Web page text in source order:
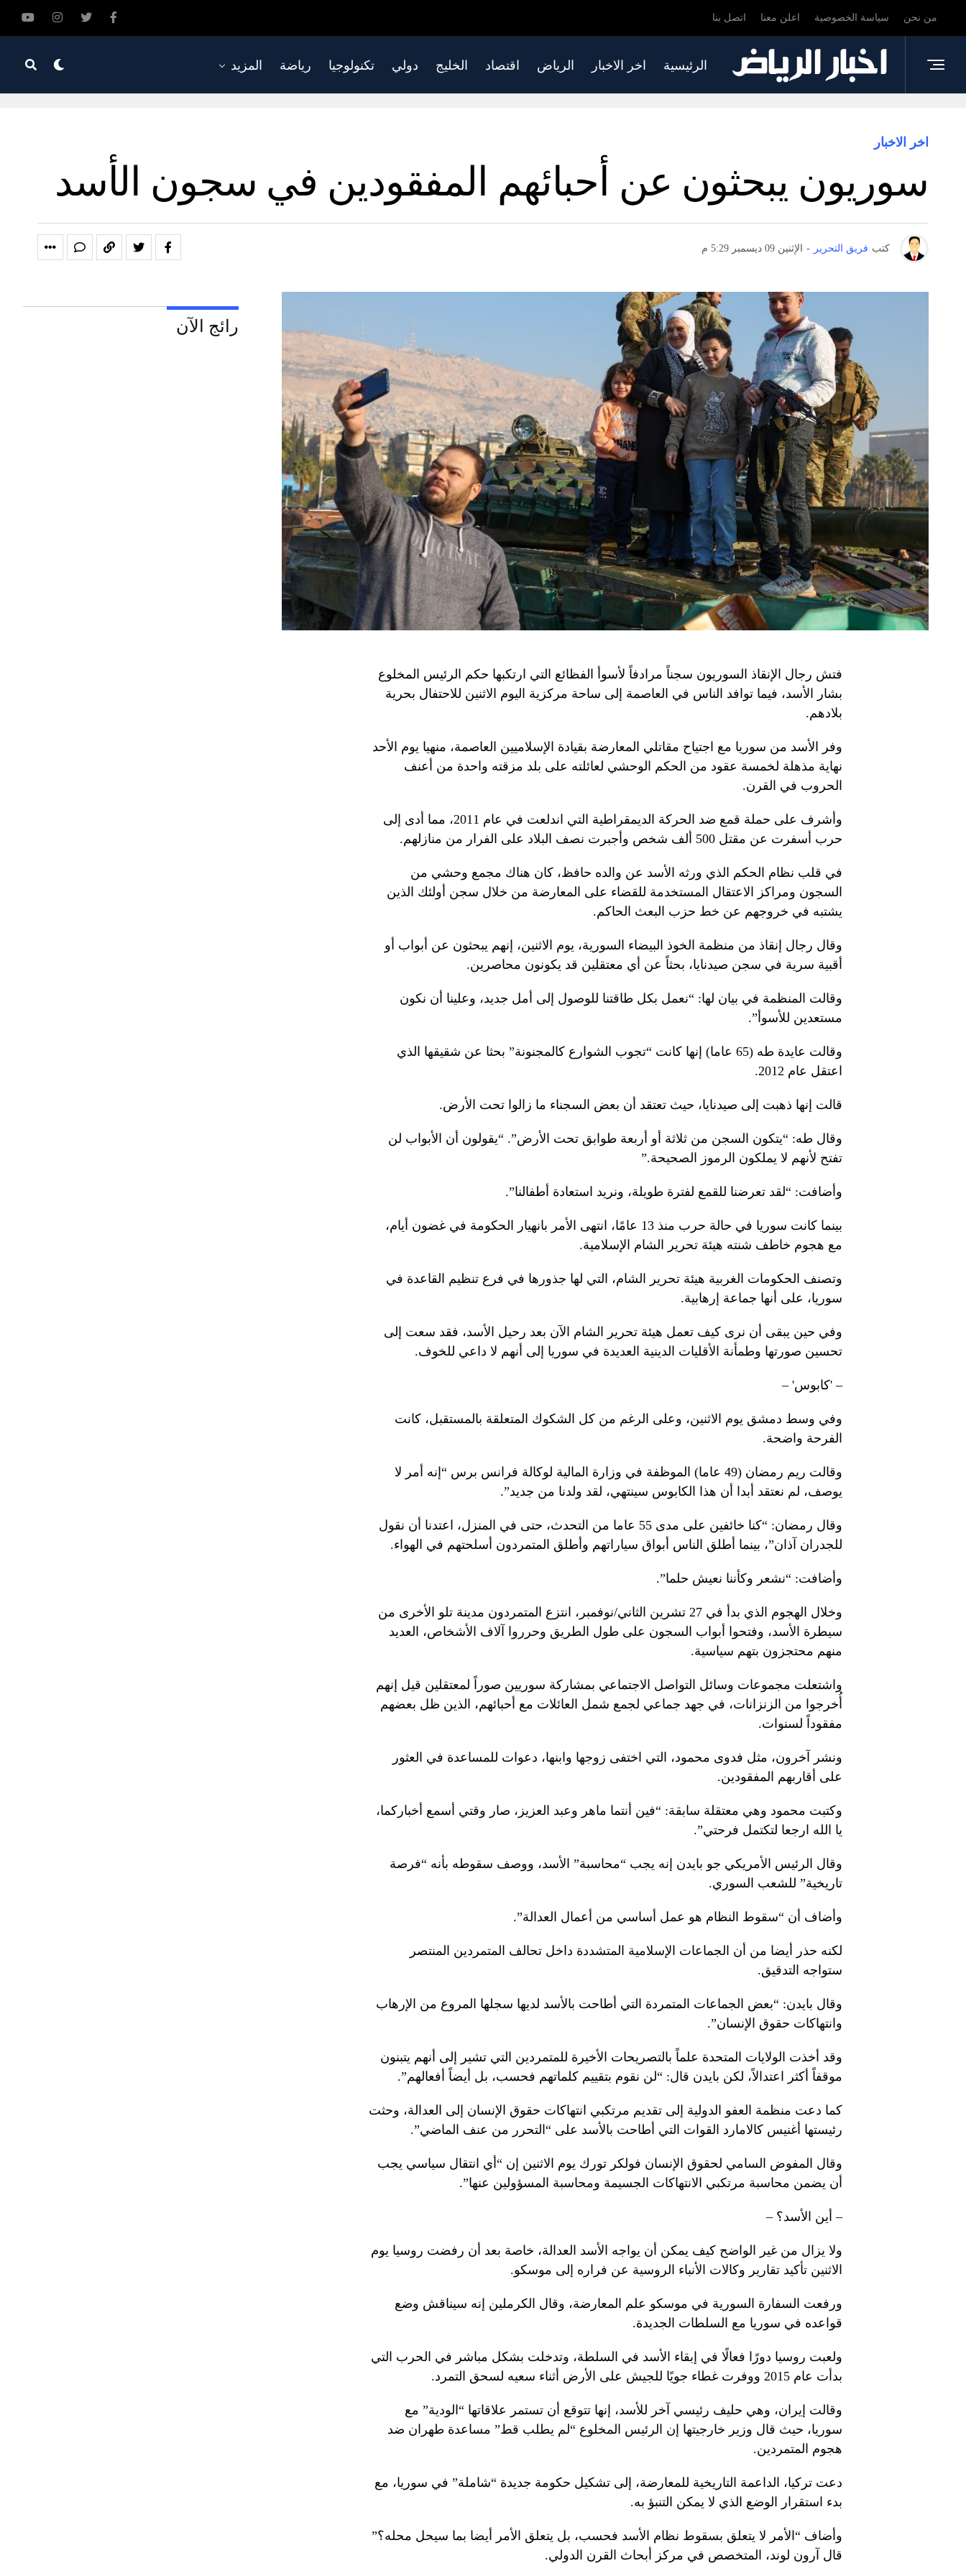
من نحن سياسة الخصوصية اعلن معنا اتصل بنا
الرئيسية اخر الاخبار الرياض اقتصاد الخليج دولي تكنولوجيا رياضة المزيد
اخر الاخبار
سوريون يبحثون عن أحبائهم المفقودين في سجون الأسد
كتب فريق التحرير - الإثنين 09 ديسمبر 5:29 م
فتش رجال الإنقاذ السوريون سجناً مرادفاً لأسوأ الفظائع التي ارتكبها حكم الرئيس المخلوع
بشار الأسد، فيما توافد الناس في العاصمة إلى ساحة مركزية اليوم الاثنين للاحتفال بحرية
بلادهم.
وفر الأسد من سوريا مع اجتياح مقاتلي المعارضة بقيادة الإسلاميين العاصمة، منهيا يوم الأحد
نهاية مذهلة لخمسة عقود من الحكم الوحشي لعائلته على بلد مزقته واحدة من أعنف
الحروب في القرن.
وأشرف على حملة قمع ضد الحركة الديمقراطية التي اندلعت في عام 2011، مما أدى إلى
حرب أسفرت عن مقتل 500 ألف شخص وأجبرت نصف البلاد على الفرار من منازلهم.
في قلب نظام الحكم الذي ورثه الأسد عن والده حافظ، كان هناك مجمع وحشي من
السجون ومراكز الاعتقال المستخدمة للقضاء على المعارضة من خلال سجن أولئك الذين
يشتبه في خروجهم عن خط حزب البعث الحاكم.
وقال رجال إنقاذ من منظمة الخوذ البيضاء السورية، يوم الاثنين، إنهم يبحثون عن أبواب أو
أقبية سرية في سجن صيدنايا، بحثاً عن أي معتقلين قد يكونون محاصرين.
وقالت المنظمة في بيان لها: “نعمل بكل طاقتنا للوصول إلى أمل جديد، وعلينا أن نكون
مستعدين للأسوأ”.
وقالت عايدة طه (65 عاما) إنها كانت “تجوب الشوارع كالمجنونة” بحثا عن شقيقها الذي
اعتقل عام 2012.
قالت إنها ذهبت إلى صيدنايا، حيث تعتقد أن بعض السجناء ما زالوا تحت الأرض.
وقال طه: “يتكون السجن من ثلاثة أو أربعة طوابق تحت الأرض”. “يقولون أن الأبواب لن
تفتح لأنهم لا يملكون الرموز الصحيحة.”
وأضافت: “لقد تعرضنا للقمع لفترة طويلة، ونريد استعادة أطفالنا”.
بينما كانت سوريا في حالة حرب منذ 13 عامًا، انتهى الأمر بانهيار الحكومة في غضون أيام،
مع هجوم خاطف شنته هيئة تحرير الشام الإسلامية.
وتصنف الحكومات الغربية هيئة تحرير الشام، التي لها جذورها في فرع تنظيم القاعدة في
سوريا، على أنها جماعة إرهابية.
وفي حين يبقى أن نرى كيف تعمل هيئة تحرير الشام الآن بعد رحيل الأسد، فقد سعت إلى
تحسين صورتها وطمأنة الأقليات الدينية العديدة في سوريا إلى أنهم لا داعي للخوف.
– 'كابوس' –
وفي وسط دمشق يوم الاثنين، وعلى الرغم من كل الشكوك المتعلقة بالمستقبل، كانت
الفرحة واضحة.
وقالت ريم رمضان (49 عاما) الموظفة في وزارة المالية لوكالة فرانس برس “إنه أمر لا
يوصف، لم نعتقد أبدا أن هذا الكابوس سينتهي، لقد ولدنا من جديد”.
وقال رمضان: “كنا خائفين على مدى 55 عاما من التحدث، حتى في المنزل، اعتدنا أن نقول
للجدران آذان”، بينما أطلق الناس أبواق سياراتهم وأطلق المتمردون أسلحتهم في الهواء.
وأضافت: “نشعر وكأننا نعيش حلما”.
وخلال الهجوم الذي بدأ في 27 تشرين الثاني/نوفمبر، انتزع المتمردون مدينة تلو الأخرى من
سيطرة الأسد، وفتحوا أبواب السجون على طول الطريق وحرروا آلاف الأشخاص، العديد
منهم محتجزون بتهم سياسية.
واشتعلت مجموعات وسائل التواصل الاجتماعي بمشاركة سوريين صوراً لمعتقلين قيل إنهم
أُخرجوا من الزنزانات، في جهد جماعي لجمع شمل العائلات مع أحبائهم، الذين ظل بعضهم
مفقوداً لسنوات.
ونشر آخرون، مثل فدوى محمود، التي اختفى زوجها وابنها، دعوات للمساعدة في العثور
على أقاربهم المفقودين.
وكتبت محمود وهي معتقلة سابقة: “فين أنتما ماهر وعبد العزيز، صار وقتي أسمع أخباركما،
يا الله ارجعا لتكتمل فرحتي”.
وقال الرئيس الأمريكي جو بايدن إنه يجب “محاسبة” الأسد، ووصف سقوطه بأنه “فرصة
تاريخية” للشعب السوري.
وأضاف أن “سقوط النظام هو عمل أساسي من أعمال العدالة”.
لكنه حذر أيضا من أن الجماعات الإسلامية المتشددة داخل تحالف المتمردين المنتصر
ستواجه التدقيق.
وقال بايدن: “بعض الجماعات المتمردة التي أطاحت بالأسد لديها سجلها المروع من الإرهاب
وانتهاكات حقوق الإنسان”.
وقد أخذت الولايات المتحدة علماً بالتصريحات الأخيرة للمتمردين التي تشير إلى أنهم يتبنون
موقفاً أكثر اعتدالاً، لكن بايدن قال: “لن نقوم بتقييم كلماتهم فحسب، بل أيضاً أفعالهم”.
كما دعت منظمة العفو الدولية إلى تقديم مرتكبي انتهاكات حقوق الإنسان إلى العدالة، وحثت
رئيستها أغنيس كالامارد القوات التي أطاحت بالأسد على “التحرر من عنف الماضي”.
وقال المفوض السامي لحقوق الإنسان فولكر تورك يوم الاثنين إن “أي انتقال سياسي يجب
أن يضمن محاسبة مرتكبي الانتهاكات الجسيمة ومحاسبة المسؤولين عنها”.
– أين الأسد؟ –
ولا يزال من غير الواضح كيف يمكن أن يواجه الأسد العدالة، خاصة بعد أن رفضت روسيا يوم
الاثنين تأكيد تقارير وكالات الأنباء الروسية عن فراره إلى موسكو.
ورفعت السفارة السورية في موسكو علم المعارضة، وقال الكرملين إنه سيناقش وضع
قواعده في سوريا مع السلطات الجديدة.
ولعبت روسيا دورًا فعالًا في إبقاء الأسد في السلطة، وتدخلت بشكل مباشر في الحرب التي
بدأت عام 2015 ووفرت غطاء جويًا للجيش على الأرض أثناء سعيه لسحق التمرد.
وقالت إيران، وهي حليف رئيسي آخر للأسد، إنها تتوقع أن تستمر علاقاتها “الودية” مع
سوريا، حيث قال وزير خارجيتها إن الرئيس المخلوع “لم يطلب قط” مساعدة طهران ضد
هجوم المتمردين.
دعت تركيا، الداعمة التاريخية للمعارضة، إلى تشكيل حكومة جديدة “شاملة” في سوريا، مع
بدء استقرار الوضع الذي لا يمكن التنبؤ به.
وأضاف “الأمر لا يتعلق بسقوط نظام الأسد فحسب، بل يتعلق الأمر أيضا بما سيحل محله؟”
قال آرون لوند، المتخصص في مركز أبحاث القرن الدولي.
رائج الآن